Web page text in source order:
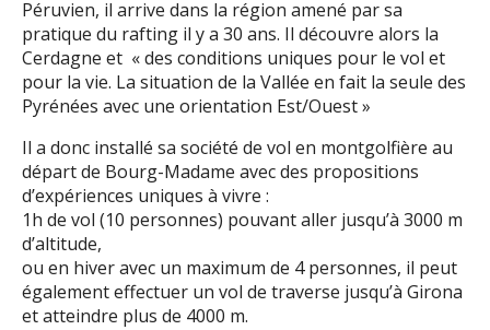
Péruvien, il arrive dans la région amené par sa
pratique du rafting il y a 30 ans. Il découvre alors la
Cerdagne et « des conditions uniques pour le vol et
pour la vie. La situation de la Vallée en fait la seule des
Pyrénées avec une orientation Est/Ouest »
Il a donc installé sa société de vol en montgolfière au
départ de Bourg-Madame avec des propositions
d’expériences uniques à vivre :
1h de vol (10 personnes) pouvant aller jusqu’à 3000 m
d’altitude,
ou en hiver avec un maximum de 4 personnes, il peut
également effectuer un vol de traverse jusqu’à Girona
et atteindre plus de 4000 m.